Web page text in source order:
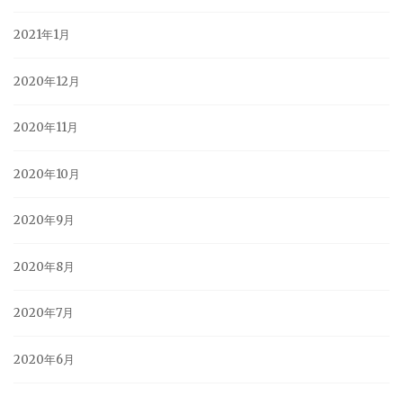
2021年1月
2020年12月
2020年11月
2020年10月
2020年9月
2020年8月
2020年7月
2020年6月